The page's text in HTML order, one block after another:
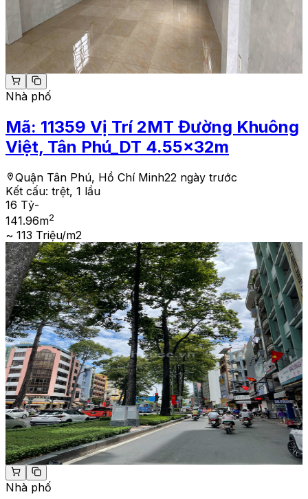
Nhà phố
Mã: 11359 Vị Trí 2MT Đường Khuông
Việt, Tân Phú_DT 4.55x32m
Quận Tân Phú, Hồ Chí Minh22 ngày trước
Kết cấu: trệt, 1 lầu
16 Tỷ-
141.96m2
~ 113 Triệu/m2
Nhà phố